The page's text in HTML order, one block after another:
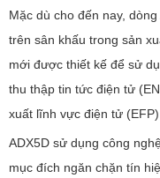
Mặc dù cho đến nay,
trên sân khấu trong sản
mới được thiết kế để sử
thu thập tin tức điện tử
xuất lĩnh vực điện tử
ADX5D sử dụng công
mục đích ngăn chặn tín